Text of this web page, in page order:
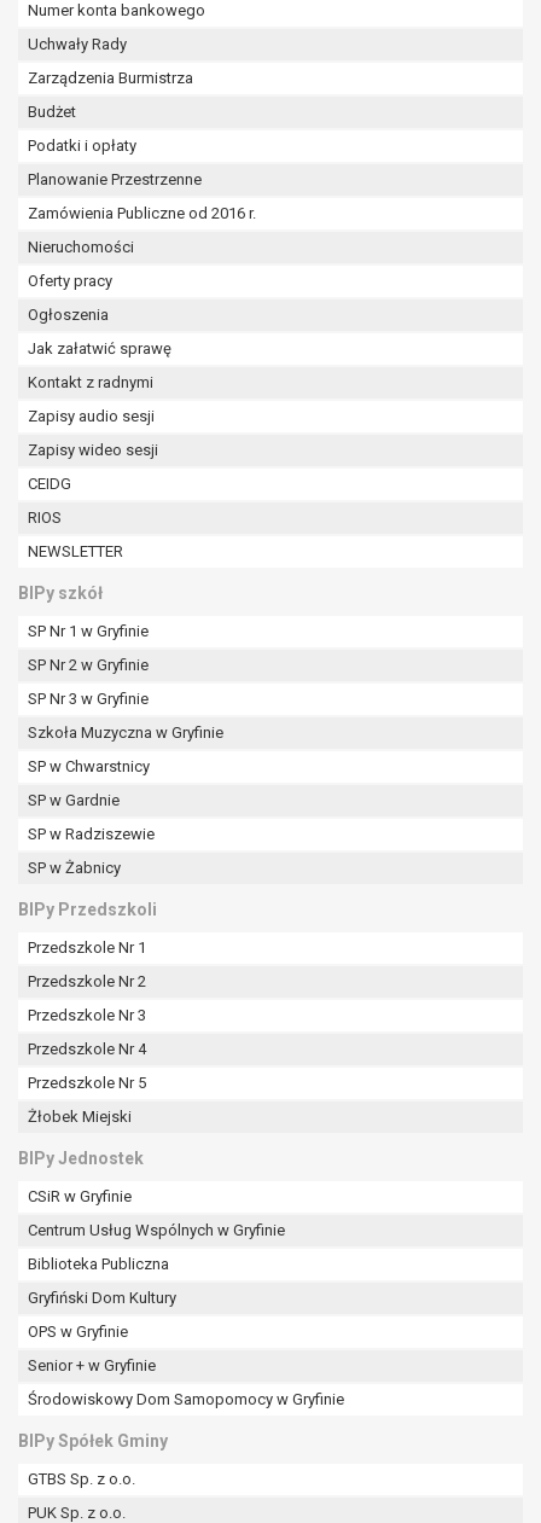
Numer konta bankowego
Uchwały Rady
Zarządzenia Burmistrza
Budżet
Podatki i opłaty
Planowanie Przestrzenne
Zamówienia Publiczne od 2016 r.
Nieruchomości
Oferty pracy
Ogłoszenia
Jak załatwić sprawę
Kontakt z radnymi
Zapisy audio sesji
Zapisy wideo sesji
CEIDG
RIOS
NEWSLETTER
BIPy szkół
SP Nr 1 w Gryfinie
SP Nr 2 w Gryfinie
SP Nr 3 w Gryfinie
Szkoła Muzyczna w Gryfinie
SP w Chwarstnicy
SP w Gardnie
SP w Radziszewie
SP w Żabnicy
BIPy Przedszkoli
Przedszkole Nr 1
Przedszkole Nr 2
Przedszkole Nr 3
Przedszkole Nr 4
Przedszkole Nr 5
Żłobek Miejski
BIPy Jednostek
CSiR w Gryfinie
Centrum Usług Wspólnych w Gryfinie
Biblioteka Publiczna
Gryfiński Dom Kultury
OPS w Gryfinie
Senior + w Gryfinie
Środowiskowy Dom Samopomocy w Gryfinie
BIPy Spółek Gminy
GTBS Sp. z o.o.
PUK Sp. z o.o.
niezbędność przetwarzania do celów
szczególną sytuacją. W razie wniesienia
podstaw do ustalenia, dochodzenia lub
obrony roszczeń.
W przypadku gdy przetwarzanie danych
cofnięcia tej zgody w dowolnym momencie.
Cofnięcie to nie ma wpływu na zgodność
zgody przed jej cofnięciem.
Przysługuje Pani/Panu prawo wniesienia skargi do
organu nadzorczego na niezgodne z prawem
przez administratora.
Organem właściwym do wniesienia skargi jest
Prezes Urzędu Ochrony Danych Osobowych.
W zależności od sfery, w której przetwarzane są
dobrowolne albo jest wymogiem ustawowym lub
umownym.
zautomatyzowanemu podejmowaniu decyzji, w
tym również profilowaniu.